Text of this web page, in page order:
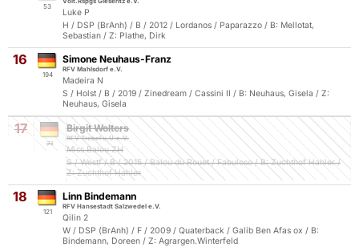
53
Luke P
H / DSP (BrAnh) / B / 2012 / Lordanos / Paparazzo / B: Mellotat,
Sebastian / Z: Plathe, Dirk
16
194
Simone Neuhaus-Franz
RFV Mahlsdorf e.V.
Madeira N
S / Holst / B / 2019 / Zinedream / Cassini II / B: Neuhaus, Gisela / Z:
Neuhaus, Gisela
17
71
Birgit Wolters
RFV Trebel u.U.e.V.
Miss Balou ZH
S / Westf / B / 2015 / Balou du Rouet / Fabuloso / B: Zuchthof Hahler /
Z: Zuchthof Hahler
18
121
Linn Bindemann
RFV Hansestadt Salzwedel e.V.
Qilin 2
W / DSP (BrAnh) / F / 2009 / Quaterback / Galib Ben Afas ox / B:
Bindemann, Doreen / Z: Agrargen.Winterfeld